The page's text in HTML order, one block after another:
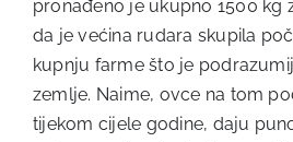
pronađeno je ukupno 1500 kg
da je većina rudara skupila
kupnju farme što je
zemlje. Naime, ovce na tom
tijekom cijele godine, daju